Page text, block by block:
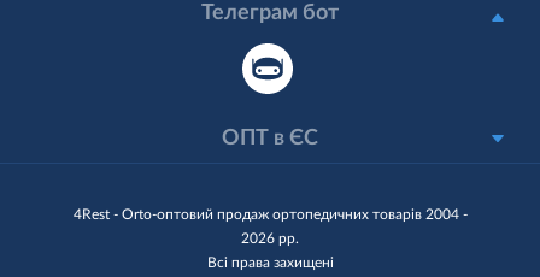
4Rest - Orto-оптовий продаж ортопедичних товарів 2004 -
2026 рр.
Всі права захищені
Телеграм бот
ОПТ в ЄС